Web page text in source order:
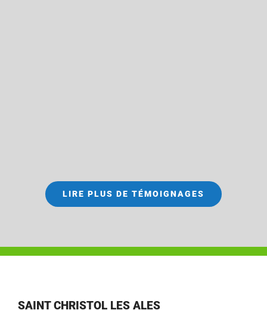
LIRE PLUS DE TÉMOIGNAGES
SAINT CHRISTOL LES ALES